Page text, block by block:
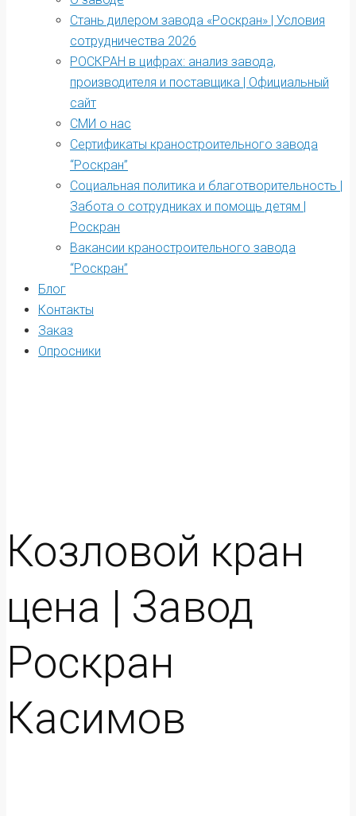
Стань дилером завода «Роскран» | Условия
сотрудничества 2026
РОСКРАН в цифрах: анализ завода,
производителя и поставщика | Официальный
сайт
СМИ о нас
Сертификаты краностроительного завода
“Роскран”
Социальная политика и благотворительность |
Забота о сотрудниках и помощь детям |
Роскран
Вакансии краностроительного завода
“Роскран”
Блог
Контакты
Заказ
Опросники
Козловой кран
цена | Завод
Роскран
Касимов